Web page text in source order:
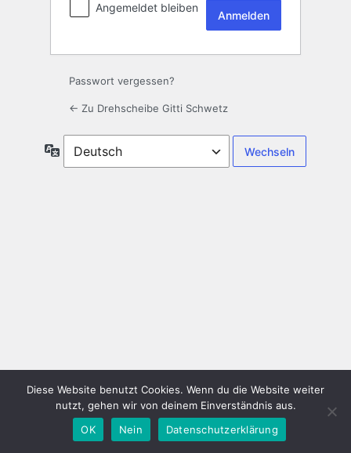
Angemeldet bleiben
Passwort vergessen?
← Zu Drehscheibe Gitti Schwetz
Sprache
Diese Website benutzt Cookies. Wenn du die Website weiter
nutzt, gehen wir von deinem Einverständnis aus.
OK
Nein Datenschutzerklärung